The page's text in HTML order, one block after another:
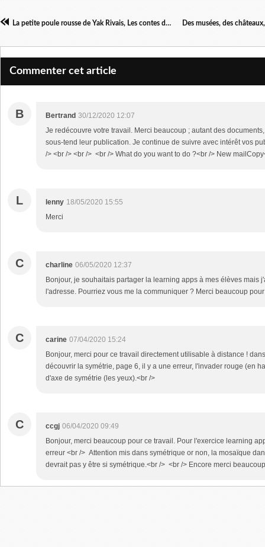
La petite poule rousse de Yak Rivais, Les contes du miroir
Commenter cet article
B Bertrand 30/12/2020 12:07
Je redécouvre votre travail. Merci beaucoup ; autant des
sous-tend leur publication. Je continue de suivre avec intérêt vos
/> <br /> <br /> <br /> What do you want to do ?<br /> New
L lenny 18/05/2020 15:55
Merci
C charline 06/05/2020 12:37
Bonjour, je souhaitais partager la learning apps à mes élèves mais
l'adresse. Pourriez vous me la communiquer ? Merci beaucoup
C carine 07/04/2020 15:24
Bonjour, merci pour ce travail directement utilisable à distance !
découvrir la symétrie, page 6, il y a une erreur, l'invader rouge (en
d'axe de symétrie (les yeux).<br />
C ccgj 06/04/2020 09:49
Bonjour, merci beaucoup pour ce travail. Pour l'exercice learning
erreur <br /> Attention mis dans symétrique or non, la mosaïque
devrait pas y être si symétrique.<br /> <br /> Encore merci beaucoup